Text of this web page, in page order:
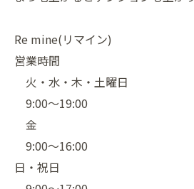
Re mine(リマイン)
営業時間
火・水・木・土曜日
9:00〜19:00
金
9:00〜16:00
日・祝日